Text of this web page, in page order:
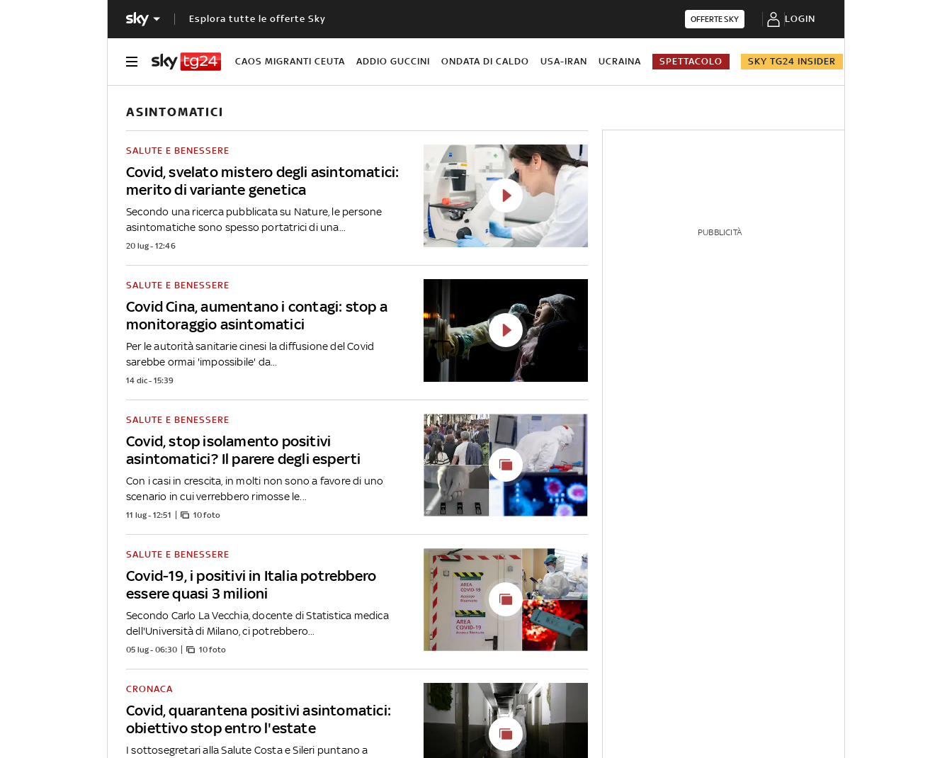
Esplora tutte le offerte Sky OFFERTE SKY LOGIN
CAOS MIGRANTI CEUTA ADDIO GUCCINI ONDATA DI CALDO USA-IRAN UCRAINA SPETTACOLO SKY TG24 INSIDER
ASINTOMATICI
Covid, svelato mistero degli asintomatici:
merito di variante genetica
SALUTE E BENESSERE
Secondo una ricerca pubblicata su Nature, le persone
asintomatiche sono spesso portatrici di una...
20 lug - 12:46
Covid Cina, aumentano i contagi: stop a
monitoraggio asintomatici
SALUTE E BENESSERE
Per le autorità sanitarie cinesi la diffusione del Covid
sarebbe ormai 'impossibile' da...
14 dic - 15:39
Covid, stop isolamento positivi
asintomatici? Il parere degli esperti
SALUTE E BENESSERE
Con i casi in crescita, in molti non sono a favore di uno
scenario in cui verrebbero rimosse le...
11 lug - 12:51 10 foto
Covid-19, i positivi in Italia potrebbero
essere quasi 3 milioni
SALUTE E BENESSERE
Secondo Carlo La Vecchia, docente di Statistica medica
dell'Università di Milano, ci potrebbero...
05 lug - 06:30 10 foto
Covid, quarantena positivi asintomatici:
obiettivo stop entro l'estate
CRONACA
I sottosegretari alla Salute Costa e Sileri puntano a
PUBBLICITÀ